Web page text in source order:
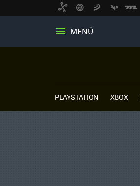
MENÚ
PLAYSTATION XBOX